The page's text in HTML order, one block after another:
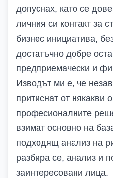
допуснах, като се
личния си контакт за
бизнес инициатива,
достатъчно добре
предприемачески и
Изводът ми е, че
притиснат от някакви
професионалните
взимат основно на
подходящ анализ на
разбира се, анализ и
заинтересовани лица.